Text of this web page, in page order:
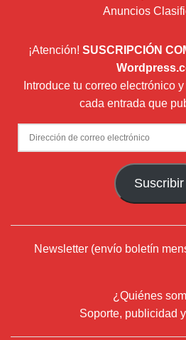
Anuncios
¡Atención! SUSCRIPCIÓN
Introduce tu correo electrónico
cada entrada que
Dirección
de
Suscribir
Newsletter (envío boletín
¿Quiénes
Soporte, publicidad